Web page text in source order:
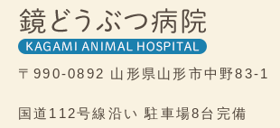
〒990-0892 山形県山形市中野83-1
国道112号線沿い 駐車場8台完備